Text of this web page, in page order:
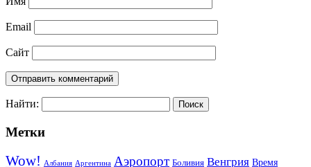
Email
Сайт
Найти:
Метки
Wow! Албания Аргентина Аэропорт Боливия Венгрия Время